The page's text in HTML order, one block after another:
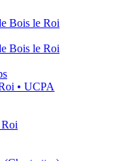
Bois le Roi
Bois le Roi
• UCPA